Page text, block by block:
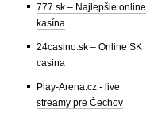
777.sk – Najlepšie online
kasína
24casino.sk – Online SK
casina
Play-Arena.cz - live
streamy pre Čechov